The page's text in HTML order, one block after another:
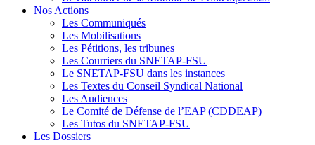
Nos Actions
Les Communiqués
Les Mobilisations
Les Pétitions, les tribunes
Les Courriers du SNETAP-FSU
Le SNETAP-FSU dans les instances
Les Textes du Conseil Syndical National
Les Audiences
Le Comité de Défense de l’EAP (CDDEAP)
Les Tutos du SNETAP-FSU
Les Dossiers